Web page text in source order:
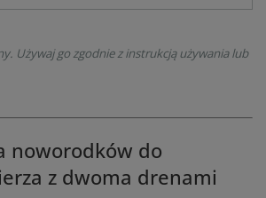
Używaj go zgodnie z instrukcją używania lub
noworodków do
z dwoma drenami